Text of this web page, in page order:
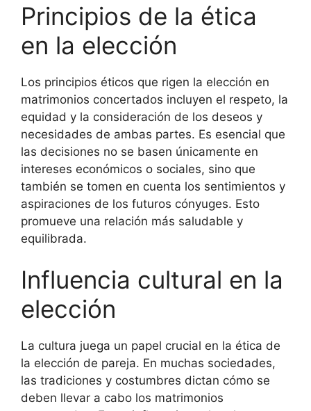
Principios de la ética
en la elección
Los principios éticos que rigen la elección en
matrimonios concertados incluyen el respeto, la
equidad y la consideración de los deseos y
necesidades de ambas partes. Es esencial que
las decisiones no se basen únicamente en
intereses económicos o sociales, sino que
también se tomen en cuenta los sentimientos y
aspiraciones de los futuros cónyuges. Esto
promueve una relación más saludable y
equilibrada.
Influencia cultural en la
elección
La cultura juega un papel crucial en la ética de
la elección de pareja. En muchas sociedades,
las tradiciones y costumbres dictan cómo se
deben llevar a cabo los matrimonios